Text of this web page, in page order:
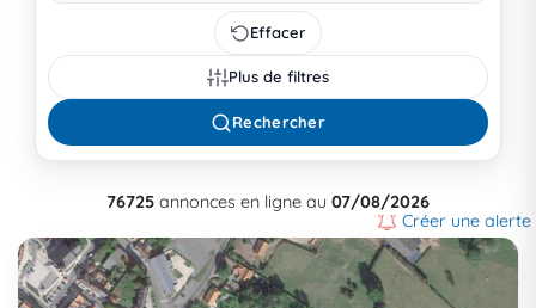
Effacer
Plus de filtres
Rechercher
76725 annonces en ligne au 07/08/2026
Créer une alerte